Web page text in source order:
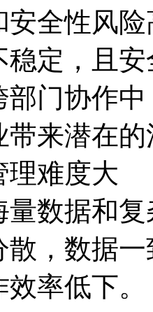
安全性风险
定，且
门协作中
业带来潜在
理难度大
数据和复
，数据
率低下。